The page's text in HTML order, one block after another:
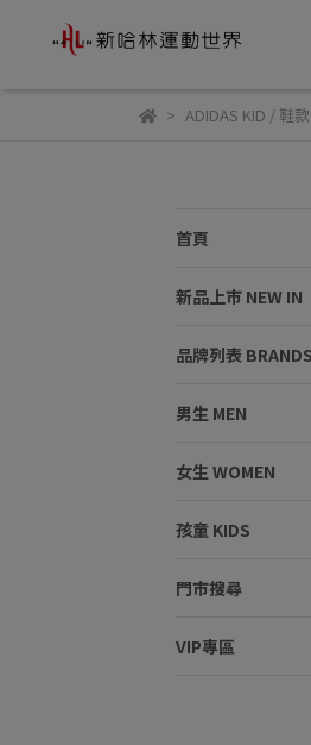
ADIDAS KID / 鞋款
首頁
新品上市 NEW IN
品牌列表 BRANDS
男生 MEN
女生 WOMEN
孩童 KIDS
門市搜尋
VIP專區